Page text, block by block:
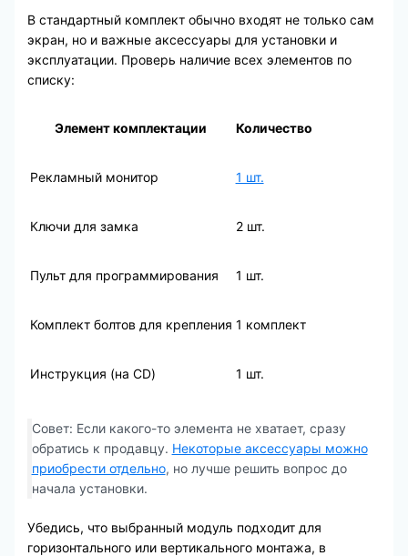
В стандартный комплект обычно входят не только сам
экран, но и важные аксессуары для установки и
эксплуатации. Проверь наличие всех элементов по
списку:
Элемент комплектации Количество
Рекламный монитор 1 шт.
Ключи для замка 2 шт.
Пульт для программирования 1 шт.
Комплект болтов для крепления 1 комплект
Инструкция (на CD) 1 шт.
Совет: Если какого-то элемента не хватает, сразу
обратись к продавцу. Некоторые аксессуары можно
приобрести отдельно, но лучше решить вопрос до
начала установки.
Убедись, что выбранный модуль подходит для
горизонтального или вертикального монтажа, в